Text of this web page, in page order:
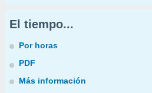
El tiempo...
Por horas
PDF
Más información